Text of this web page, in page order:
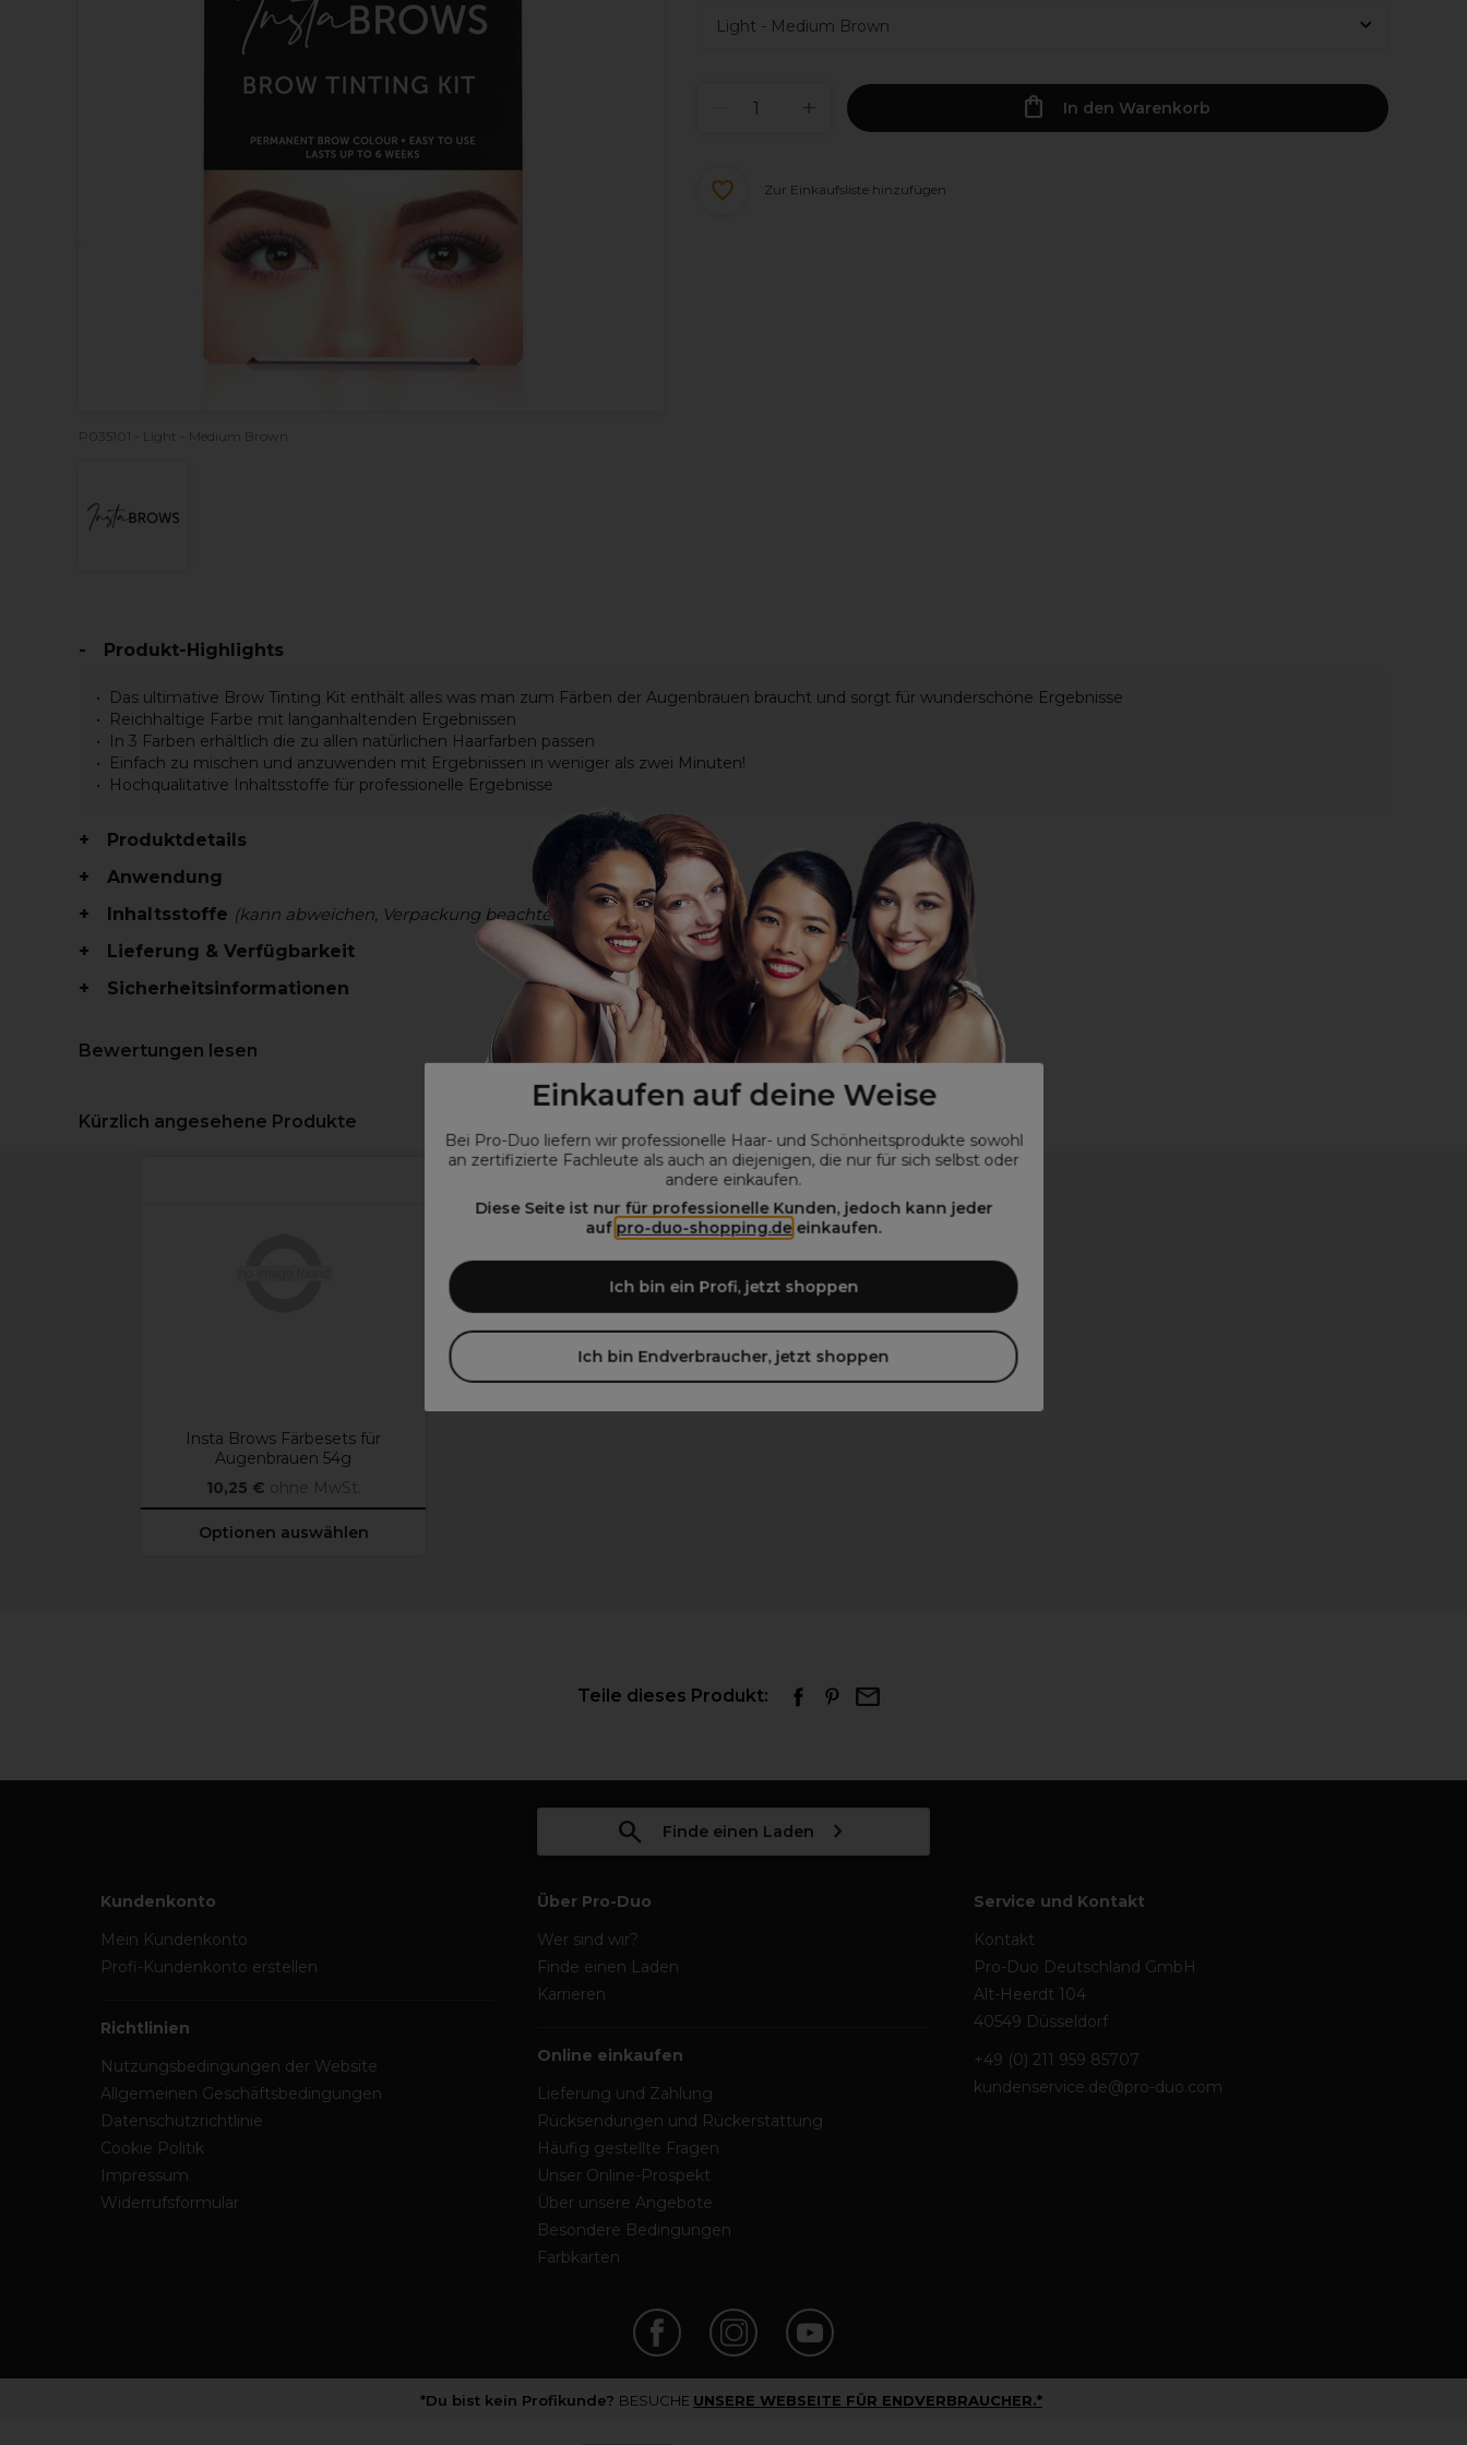
Einkaufen auf deine Weise
Bei Pro-Duo liefern wir professionelle Haar- und Schönheitsprodukte sowohl
an zertifizierte Fachleute als auch an diejenigen, die nur für sich selbst oder
andere einkaufen.
Diese Seite ist nur für professionelle Kunden, jedoch kann jeder
auf pro-duo-shopping.deeinkaufen.
Ich bin ein Profi, jetzt shoppen
Ich bin Endverbraucher, jetzt shoppen
P035101 - Light - Medium Brown
In den Warenkorb
Zur Einkaufsliste hinzufügen
Produkt-Highlights
Das ultimative Brow Tinting Kit enthält alles was man zum Färben der Augenbrauen braucht und sorgt für wunderschöne Ergebnisse
Reichhaltige Farbe mit langanhaltenden Ergebnissen
In 3 Farben erhältlich die zu allen natürlichen Haarfarben passen
Einfach zu mischen und anzuwenden mit Ergebnissen in weniger als zwei Minuten!
Hochqualitative Inhaltsstoffe für professionelle Ergebnisse
Produktdetails
Anwendung
Inhaltsstoffe (kann abweichen, Verpackung beachten)
Lieferung & Verfügbarkeit
Sicherheitsinformationen
Bewertungen lesen
Kürzlich angesehene Produkte
Insta Brows Färbesets für
Augenbrauen 54g
10,25 € ohne MwSt.
Optionen auswählen
Teile dieses Produkt:
Finde einen Laden
Kundenkonto
Mein Kundenkonto
Profi-Kundenkonto erstellen
Richtlinien
Nutzungsbedingungen der Website
Allgemeinen Geschäftsbedingungen
Datenschutzrichtlinie
Cookie Politik
Impressum
Widerrufsformular
Über Pro-Duo
Wer sind wir?
Finde einen Laden
Karrieren
Online einkaufen
Lieferung und Zahlung
Rücksendungen und Rückerstattung
Häufig gestellte Fragen
Unser Online-Prospekt
Über unsere Angebote
Besondere Bedingungen
Farbkarten
Service und Kontakt
Kontakt
Pro-Duo Deutschland GmbH
Alt-Heerdt 104
40549 Düsseldorf
+49 (0) 211 959 85707
kundenservice.de@pro-duo.com
*Du bist kein Profikunde? BESUCHE UNSERE WEBSEITE FÜR ENDVERBRAUCHER.*